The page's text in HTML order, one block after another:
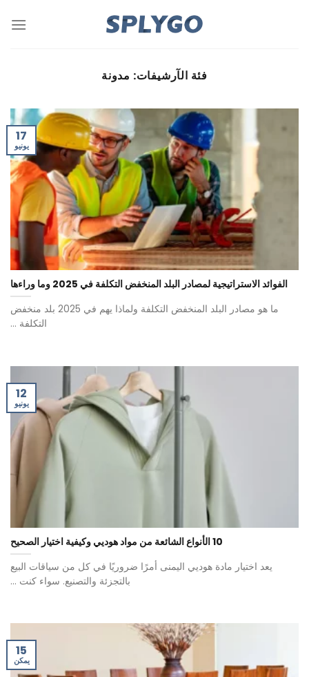
فئة الآرشيفات: مدونة
الفوائد الاستراتيجية لمصادر البلد المنخفض التكلفة في 2025 وما وراءها
ما هو مصادر البلد المنخفض التكلفة ولماذا يهم في 2025 بلد منخفض
التكلفة ...
17
يونيو
10 الأنواع الشائعة من مواد هوديي وكيفية اختيار الصحيح
يعد اختيار مادة هوديي اليمنى أمرًا ضروريًا في كل من سياقات البيع
بالتجزئة والتصنيع. سواء كنت ...
12
يونيو
15
يمكن